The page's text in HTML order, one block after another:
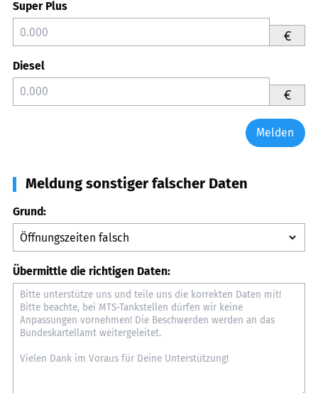
Super Plus
€
Diesel
€
Melden
Meldung sonstiger falscher Daten
Grund:
Übermittle die richtigen Daten: